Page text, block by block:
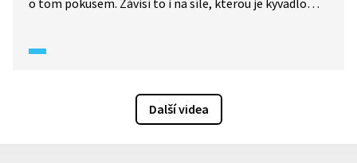
o tom pokusem. Závisí to i na síle, kterou je kyvadlo
rozhodně pomaleji než na Zemi. Je to proto, že
Kmitání kyvadla se využívá pro měření času.
Další videa